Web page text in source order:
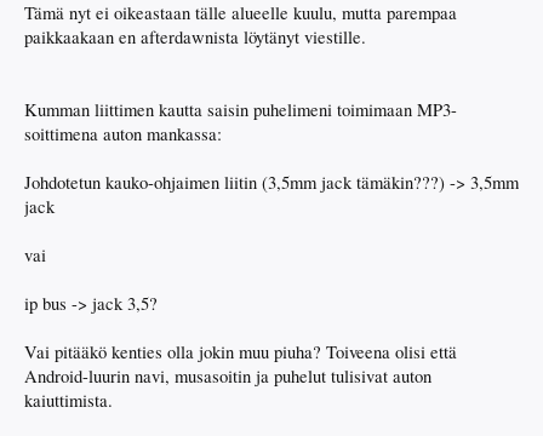
Tämä nyt ei oikeastaan tälle alueelle kuulu, mutta parempaa
paikkaakaan en afterdawnista löytänyt viestille.
Kumman liittimen kautta saisin puhelimeni toimimaan MP3-
soittimena auton mankassa:
Johdotetun kauko-ohjaimen liitin (3,5mm jack tämäkin???) -> 3,5mm
jack
vai
ip bus -> jack 3,5?
Vai pitääkö kenties olla jokin muu piuha? Toiveena olisi että
Android-luurin navi, musasoitin ja puhelut tulisivat auton
kaiuttimista.